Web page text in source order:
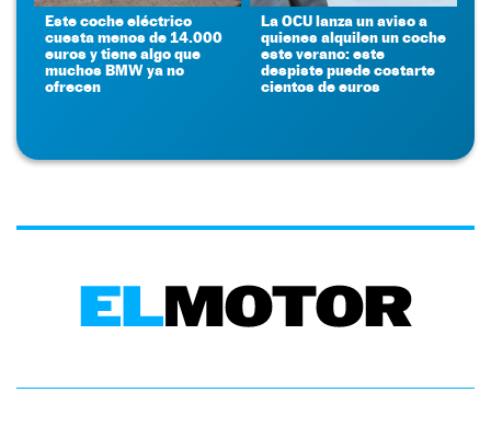
Este coche eléctrico
cuesta menos de 14.000
euros y tiene algo que
muchos BMW ya no
ofrecen
La OCU lanza un aviso a
quienes alquilen un coche
este verano: este
despiste puede costarte
cientos de euros